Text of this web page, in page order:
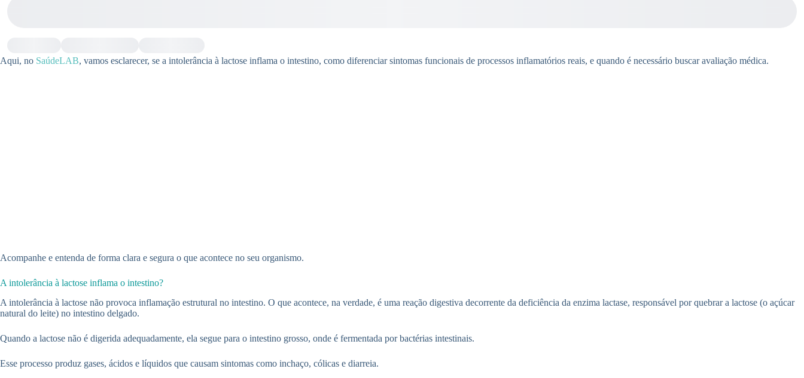
Aqui, no SaúdeLAB, vamos esclarecer, se a intolerância à lactose inflama o intestino, como diferenciar sintomas funcionais de processos inflamatórios reais, e quando é necessário buscar avaliação médica.
Acompanhe e entenda de forma clara e segura o que acontece no seu organismo.
A intolerância à lactose inflama o intestino?
A intolerância à lactose não provoca inflamação estrutural no intestino. O que acontece, na verdade, é uma reação digestiva decorrente da deficiência da enzima lactase, responsável por quebrar a lactose (o açúcar
natural do leite) no intestino delgado.
Quando a lactose não é digerida adequadamente, ela segue para o intestino grosso, onde é fermentada por bactérias intestinais.
Esse processo produz gases, ácidos e líquidos que causam sintomas como inchaço, cólicas e diarreia.